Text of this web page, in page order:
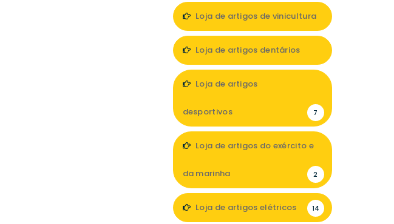
Loja de artigos de vinicultura
Loja de artigos dentários
Loja de artigos
desportivos 7
Loja de artigos do exército e
da marinha 2
Loja de artigos elétricos 14